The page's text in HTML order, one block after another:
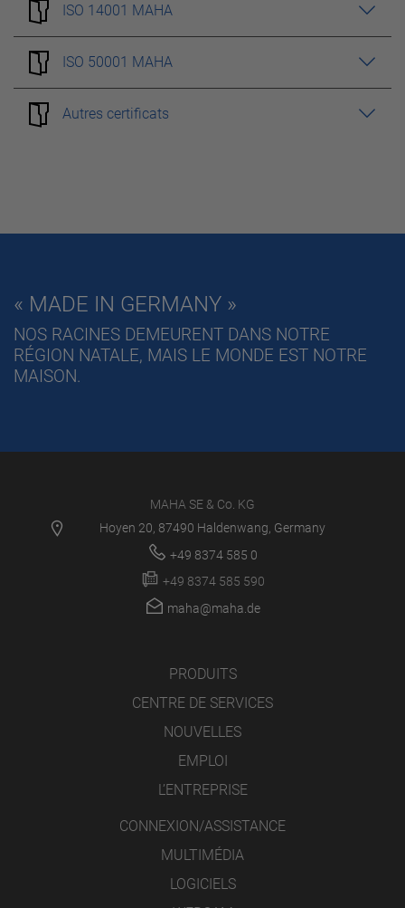
ISO 14001 MAHA
ISO 50001 MAHA
Autres certificats
« MADE IN GERMANY »
NOS RACINES DEMEURENT DANS NOTRE
RÉGION NATALE, MAIS LE MONDE EST NOTRE
MAISON.
MAHA SE & Co. KG
Hoyen 20, 87490 Haldenwang, Germany
+49 8374 585 0
+49 8374 585 590
maha@maha.de
PRODUITS
CENTRE DE SERVICES
NOUVELLES
EMPLOI
L’ENTREPRISE
CONNEXION/ASSISTANCE
MULTIMÉDIA
LOGICIELS